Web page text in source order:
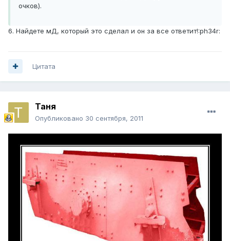
очков).
6. Найдете мД, который это сделал и он за все ответит!:ph34r:
Цитата
Таня
Опубликовано 30 сентября, 2011